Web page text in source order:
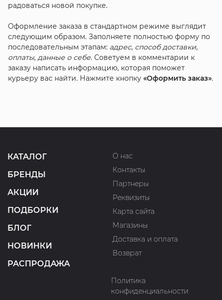
радоваться новой покупке.
Оформление заказа в стандартном режиме выглядит
следующим образом. Заполняете полностью форму по
последовательным этапам: адрес, способ доставки,
оплаты, данные о себе. Советуем в комментарии к
заказу написать информацию, которая поможет
курьеру вас найти. Нажмите кнопку «Оформить заказ».
КАТАЛОГ
БРЕНДЫ
АКЦИИ
ПОДБОРКИ
БЛОГ
НОВИНКИ
РАСПРОДАЖА
О нас
Контакты
Партнеры
Реквизиты
Карта сайта
Магазины
Доставка и оплата
Возврат
Политика
конфиденциальности